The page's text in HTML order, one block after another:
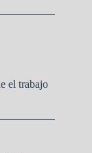
el trabajo